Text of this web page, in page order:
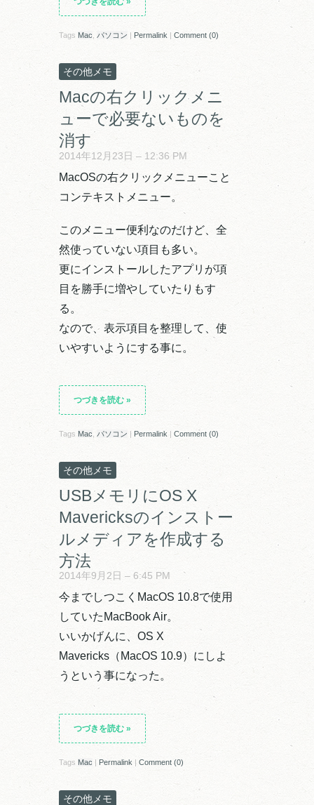
Tags Mac パソコン | Permalink | Comment (0)
その他メモ
Macの右クリックメニ
ューで必要ないものを
消す
2014年12月23日 – 12:36 PM
MacOSの右クリックメニューこと
コンテキストメニュー。
このメニュー便利なのだけど、全
然使っていない項目も多い。
更にインストールしたアプリが項
目を勝手に増やしていたりもす
る。
なので、表示項目を整理して、使
いやすいようにする事に。
つづきを読む »
Tags Mac パソコン | Permalink | Comment (0)
その他メモ
USBメモリにOS X
Mavericksのインストー
ルメディアを作成する
方法
2014年9月2日 – 6:45 PM
今までしつこくMacOS 10.8で使用
していたMacBook Air。
いいかげんに、OS X
Mavericks（MacOS 10.9）にしよ
うという事になった。
つづきを読む »
Tags Mac | Permalink | Comment (0)
その他メモ